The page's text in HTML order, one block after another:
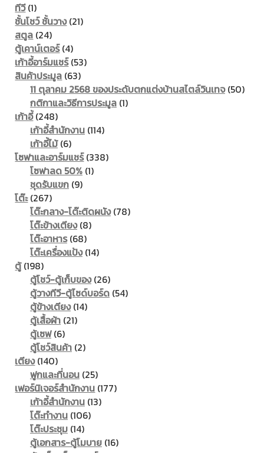
ทีวี 11
product
ชั้นโชว์ ชั้นวาง 2121
สตูล 2424
products
ตู้เคาน์เตอร์ 44
products
เก้าอี้อาร์มแชร์ 5353
สินค้าประมูล 6363
products
11 ตุลาคม 2568 ของประดับตกแต่งบ้านสไตล์วินเทจ 5050
กติกาและวิธีการประมูล 11
เก้าอี้ 248248
products
เก้าอี้สำนักงาน 114114
เก้าอี้ไม้ 66
products
โซฟาและอาร์มแชร์ 338338
โซฟาลด 50% 11
ชุดรับแขก 99
โต๊ะ 267267
products
โต๊ะกลาง-โต๊ะติดผนัง 7878
โต๊ะข้างเตียง 88
โต๊ะอาหาร 6868
products
โต๊ะเครื่องแป้ง 1414
ตู้ 198198
products
ตู้โชว์-ตู้เก็บของ 2626
products
ตู้วางทีวี-ตู้ไซด์บอร์ด 5454
ตู้ข้างเตียง 1414
ตู้เสื้อผ้า 2121
ตู้เซฟ 66
products
ตู้โชว์สินค้า 22
เตียง 140140
products
ฟูกและที่นอน 2525
products
เฟอร์นิเจอร์สำนักงาน 177177
เก้าอี้สำนักงาน 1313
โต๊ะทำงาน 106106
โต๊ะประชุม 1414
products
ตู้เอกสาร-ตู้โมบาย 1616